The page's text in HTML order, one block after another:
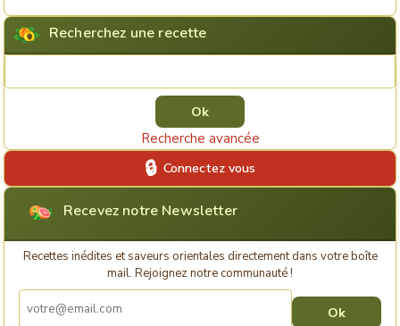
Recherchez une recette
Recherche avancée
Connectez vous
Recevez notre Newsletter
Recettes inédites et saveurs orientales directement dans votre boîte
mail. Rejoignez notre communauté !